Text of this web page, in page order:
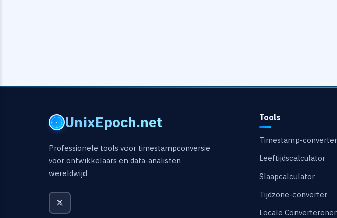
UnixEpoch.net
Professionele tools voor timestampconversie
voor ontwikkelaars en data-analisten
wereldwijd
Tools
Timestamp-converter
Leeftijdscalculator
Slaapcalculator
Tijdzone-converter
Locale Converterener